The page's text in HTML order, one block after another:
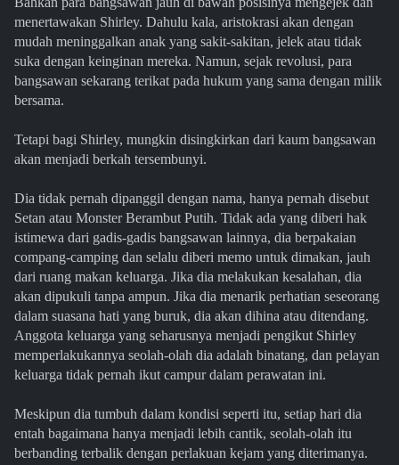
menertawakan Shirley. Dahulu kala, aristokrasi akan dengan
mudah meninggalkan anak yang sakit-sakitan, jelek atau tidak
suka dengan keinginan mereka. Namun, sejak revolusi, para
bangsawan sekarang terikat pada hukum yang sama dengan milik
bersama.
Tetapi bagi Shirley, mungkin disingkirkan dari kaum bangsawan
akan menjadi berkah tersembunyi.
Dia tidak pernah dipanggil dengan nama, hanya pernah disebut
Setan atau Monster Berambut Putih. Tidak ada yang diberi hak
istimewa dari gadis-gadis bangsawan lainnya, dia berpakaian
compang-camping dan selalu diberi memo untuk dimakan, jauh
dari ruang makan keluarga. Jika dia melakukan kesalahan, dia
akan dipukuli tanpa ampun. Jika dia menarik perhatian seseorang
dalam suasana hati yang buruk, dia akan dihina atau ditendang.
Anggota keluarga yang seharusnya menjadi pengikut Shirley
memperlakukannya seolah-olah dia adalah binatang, dan pelayan
keluarga tidak pernah ikut campur dalam perawatan ini.
Meskipun dia tumbuh dalam kondisi seperti itu, setiap hari dia
entah bagaimana hanya menjadi lebih cantik, seolah-olah itu
berbanding terbalik dengan perlakuan kejam yang diterimanya.